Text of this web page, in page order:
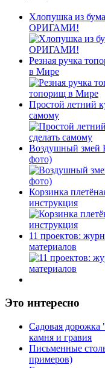
Хлопушка из
ОРИГАМИ!
Резная ручка
в Мире
Простой летний
самому
Воздушный змей
фото)
Корзинка
инструкция
11 проектов:
материалов
Это интересно
Садовая дорожка
камня и гравия
Письменные
примеров)